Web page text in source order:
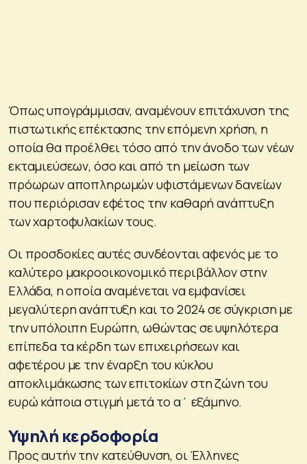
Όπως υπογράμμισαν, αναμένουν επιτάχυνση της
πιστωτικής επέκτασης την επόμενη χρήση, η
οποία θα προέλθει τόσο από την άνοδο των νέων
εκταμιεύσεων, όσο και από τη μείωση των
πρόωρων αποπληρωμών υφιστάμενων δανείων
που περιόρισαν εφέτος την καθαρή ανάπτυξη
των χαρτοφυλακίων τους.
Οι προσδοκίες αυτές συνδέονται αφενός με το
καλύτερο μακροοικονομικό περιβάλλον στην
Ελλάδα, η οποία αναμένεται να εμφανίσει
μεγαλύτερη ανάπτυξη και το 2024 σε σύγκριση με
την υπόλοιπη Ευρώπη, ωθώντας σε υψηλότερα
επίπεδα τα κέρδη των επιχειρήσεων και
αφετέρου με την έναρξη του κύκλου
αποκλιμάκωσης των επιτοκίων στη ζώνη του
ευρώ κάποια στιγμή μετά το α΄ εξάμηνο.
Υψηλή κερδοφορία
Προς αυτήν την κατεύθυνση, οι Έλληνες